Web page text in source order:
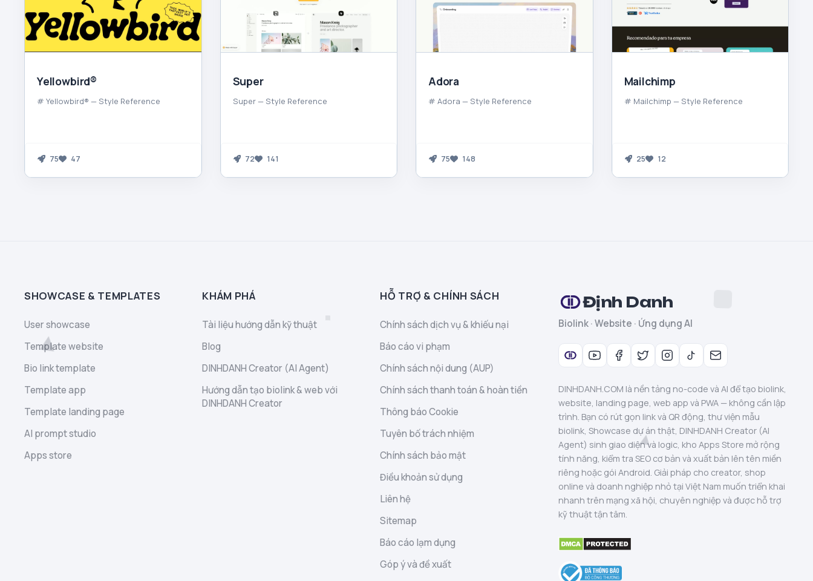
Yellowbird®
# Yellowbird® — Style Reference
75 47
Super
Super — Style Reference
72 141
Adora
# Adora — Style Reference
75 148
Mailchimp
# Mailchimp — Style Reference
25 12
SHOWCASE & TEMPLATES
User showcase
Template website
Bio link template
Template app
Template landing page
AI prompt studio
Apps store
KHÁM PHÁ
Tài liệu hướng dẫn kỹ thuật
Blog
DINHDANH Creator (AI Agent)
Hướng dẫn tạo biolink & web với
DINHDANH Creator
HỖ TRỢ & CHÍNH SÁCH
Chính sách dịch vụ & khiếu nại
Báo cáo vi phạm
Chính sách nội dung (AUP)
Chính sách thanh toán & hoàn tiền
Thông báo Cookie
Tuyên bố trách nhiệm
Chính sách bảo mật
Điều khoản sử dụng
Liên hệ
Sitemap
Báo cáo lạm dụng
Góp ý và đề xuất
Định Danh
Biolink · Website · Ứng dụng AI
DINHDANH.COM là nền tảng no-code và AI để tạo biolink,
website, landing page, web app và PWA — không cần lập
trình. Bạn có rút gọn link và QR động, thư viện mẫu
biolink, Showcase dự án thật, DINHDANH Creator (AI
Agent) sinh giao diện và logic, kho Apps Store mở rộng
tính năng, kiểm tra SEO cơ bản và xuất bản lên tên miền
riêng hoặc gói Android. Giải pháp cho creator, shop
online và doanh nghiệp nhỏ tại Việt Nam muốn triển khai
nhanh trên mạng xã hội, chuyên nghiệp và được hỗ trợ
kỹ thuật tận tâm.